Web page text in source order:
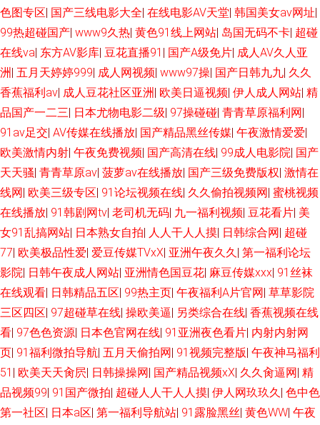
色图专区| 国产三线电影大全| 在线电影AV天堂| 韩国美女av网址|
99热超碰国产| www9久热| 黄色91线上网站| 岛国无码不卡| 超碰
在线va| 东方AV影库| 豆花直播91 | 国产A级免片| 成人AV久人亚
洲 | 五月天婷婷999| 成人网视频| www97操| 国产日韩九九| 久久
香蕉福利av| 成人豆花社区亚洲 | 欧美日逼视频| 伊人成人网站| 精
品国产一二三| 日本尤物电影二级| 97操碰碰| 青青草原福利网|
91av足交| AV传媒在线播放| 国产精品黑丝传媒| 午夜激情爱爱|
欧美激情内射| 午夜免费视频| 国产高清在线| 99成人电影院| 国产
天天骚| 青青草原av| 菠萝av在线播放| 国产三级免费版权| 激情在
线网| 欧美三级专区| 91论坛视频在线| 久久偷拍视频网| 蜜桃视频
在线播放| 91韩剧网tv| 老司机无码| 九一福利视频| 豆花看片| 美
女91乱搞网站| 日本熟女自拍| 人人干人人摸| 日韩综合网| 超碰
77| 欧美极品性爱| 爱豆传媒TVxX| 亚洲午夜久久| 第一福利论坛
影院| 日韩午夜成人网站| 亚洲情色国豆花| 麻豆传媒xxx| 91丝袜
在线观看| 日韩精品五区| 99热主页| 午夜福利A片官网| 草草影院
三区四区| 97超碰草在线| 操欧美逼| 另类综合在线| 香蕉视频在线
看| 97色色资源| 日本色官网在线| 91亚洲夜色看片| 内射内射网
页| 91福利微拍导航| 五月天偷拍网| 91视频完整版| 午夜神马福利
51 | 欧美天天肏屄| 日韩操操网| 国产精品视频xⅩ| 久久肏逼网| 精
品视频99| 91国产微拍| 超碰人人干人人摸| 伊人网玖玖久| 色中色
第一社区| 日本a区| 第一福利导航站| 91露脸黑丝| 黄色WW| 午夜